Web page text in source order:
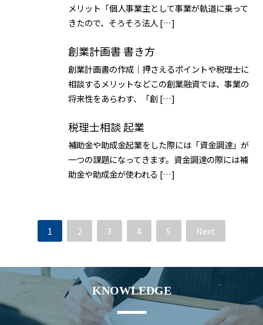
メリット「個人事業主として事業が軌道に乗って
きたので、そろそろ法人 […]
創業計画書 書き方
創業計画書の作成｜押さえるポイントや税理士に
相談するメリットなどこの創業融資では、事業の
将来性をあらわす、「創 […]
税理士相談 起業
補助金や助成金起業をした際には「資金調達」が
一つの課題になってきます。資金調達の際には補
助金や助成金が使われる […]
1 2 3 4 5 Next
KNOWLEDGE